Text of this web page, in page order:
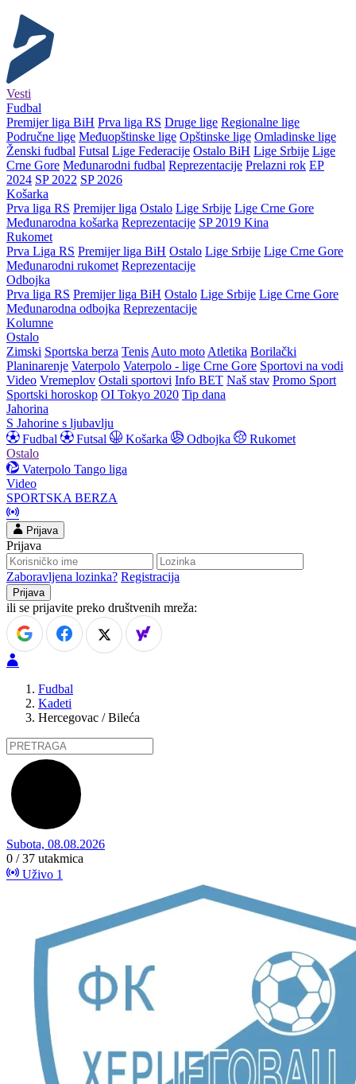
Vesti
Fudbal
Premijer liga BiH Prva liga RS Druge lige Regionalne lige
Područne lige Međuopštinske lige Opštinske lige Omladinske lige
Ženski fudbal Futsal Lige Federacije Ostalo BiH Lige Srbije Lige
Crne Gore Međunarodni fudbal Reprezentacije Prelazni rok EP
2024 SP 2022 SP 2026
Košarka
Prva liga RS Premijer liga Ostalo Lige Srbije Lige Crne Gore
Međunarodna košarka Reprezentacije SP 2019 Kina
Rukomet
Prva Liga RS Premijer liga BiH Ostalo Lige Srbije Lige Crne Gore
Međunarodni rukomet Reprezentacije
Odbojka
Prva liga RS Premijer liga BiH Ostalo Lige Srbije Lige Crne Gore
Međunarodna odbojka Reprezentacije
Kolumne
Ostalo
Zimski Sportska berza Tenis Auto moto Atletika Borilački
Planinarenje Vaterpolo Vaterpolo - lige Crne Gore Sportovi na vodi
Video Vremeplov Ostali sportovi Info BET Naš stav Promo Sport
Sportski horoskop OI Tokyo 2020 Tip dana
Jahorina
S Jahorine s ljubavlju
Fudbal
Futsal Košarka Odbojka
Rukomet
Ostalo
Vaterpolo Tango liga
Video
SPORTSKA BERZA
Prijava
Prijava
Zaboravljena lozinka? Registracija
ili se prijavite preko društvenih mreža:
Fudbal
Kadeti
Hercegovac / Bileća
Subota, 08.08.2026
0 / 37 utakmica
Uživo 1